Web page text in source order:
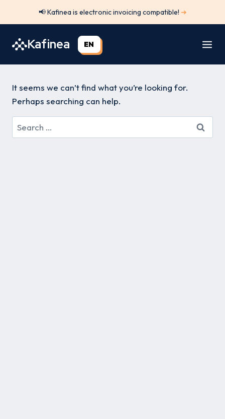
📢 Kafinea is electronic invoicing compatible! ➔
Kafinea EN
It seems we can’t find what you’re looking for.
Perhaps searching can help.
Search
for: